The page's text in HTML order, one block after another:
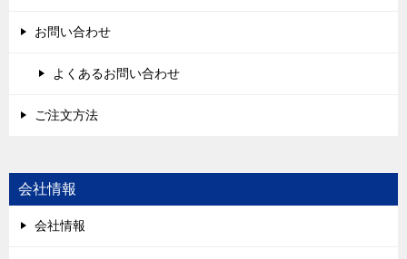
お問い合わせ
よくあるお問い合わせ
ご注文方法
会社情報
会社情報